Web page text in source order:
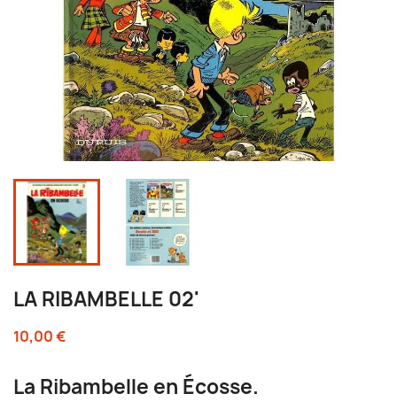
LA RIBAMBELLE 02'
10,00 €
La Ribambelle en Écosse.